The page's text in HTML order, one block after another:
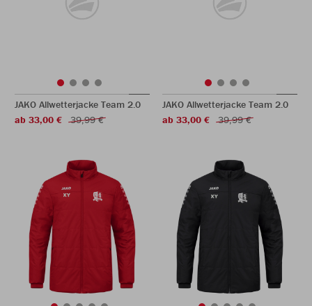
JAKO Allwetterjacke Team 2.0
ab 33,00 €
39,99 €
JAKO Allwetterjacke Team 2.0
ab 33,00 €
39,99 €